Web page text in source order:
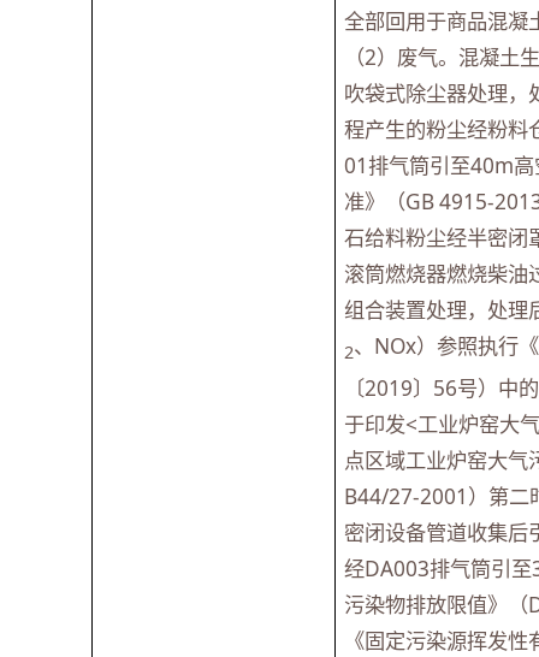
全部回用于商品混凝
（2）废气。混凝土
吹袋式除尘器处理
程产生的粉尘经粉料
01排气筒引至40m
准》（GB 4915-
石给料粉尘经半密闭
滚筒燃烧器燃烧柴油
组合装置处理，处理
2、NOx）参照执行
〔2019〕56号）中
于印发<工业炉窑大
点区域工业炉窑大
B44/27-2001）第二
密闭设备管道收集后
经DA003排气筒引
污染物排放限值》
《固定污染源挥发